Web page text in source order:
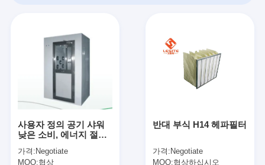
사용자 정의 공기 샤워
낮은 소비, 에너지 절약
가격: Negotiate
MOQ:협상
반대 부식 H14 헤파필터
가격: Negotiate
MOQ:협상하십시오